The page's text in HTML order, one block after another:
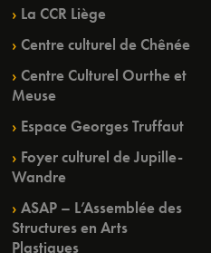
La CCR Liège
Centre culturel de Chênée
Centre Culturel Ourthe et
Meuse
Espace Georges Truffaut
Foyer culturel de Jupille-
Wandre
ASAP – L’Assemblée des
Structures en Arts
Plastiques